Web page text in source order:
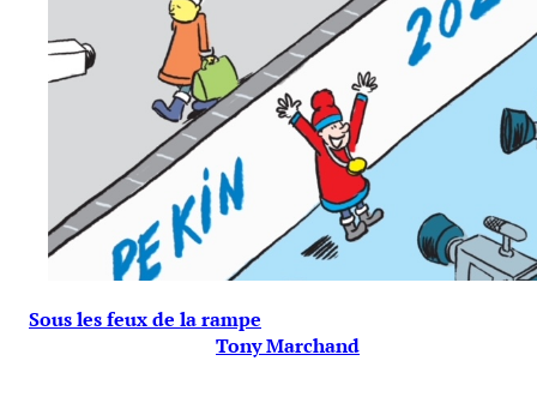
Sous les feux de la rampe
Tony Marchand